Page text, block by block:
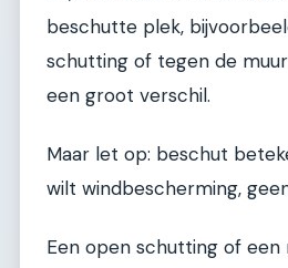
beschutte plek,
schutting of tegen de
een groot verschil.
Maar let op: beschut
wilt windbescherming,
Een open schutting of een